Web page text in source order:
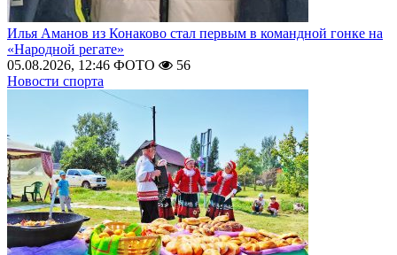
Илья Аманов из Конаково стал первым в командной гонке на
«Народной регате»
05.08.2026, 12:46 ФОТО
56
Новости спорта